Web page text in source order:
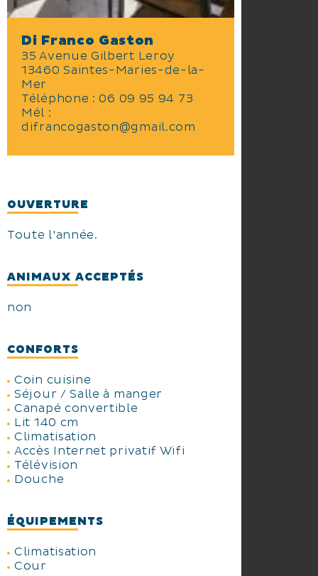
Di Franco Gaston
35 Avenue Gilbert Leroy
13460 Saintes-Maries-de-la-
Mer
Téléphone :06 09 95 94 73
Mél :
difrancogaston@gmail.com
OUVERTURE
Toute l'année.
ANIMAUX ACCEPTÉS
non
CONFORTS
Coin cuisine
Séjour / Salle à manger
Canapé convertible
Lit 140 cm
Climatisation
Accès Internet privatif Wifi
Télévision
Douche
ÉQUIPEMENTS
Climatisation
Cour